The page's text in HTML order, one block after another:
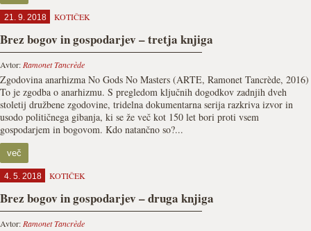
21. 9. 2018 KOTIČEK
Brez bogov in gospodarjev – tretja knjiga
Avtor: Ramonet Tancrède
Zgodovina anarhizma No Gods No Masters (ARTE, Ramonet Tancrède, 2016)
To je zgodba o anarhizmu. S pregledom ključnih dogodkov zadnjih dveh
stoletij družbene zgodovine, tridelna dokumentarna serija razkriva izvor in
usodo političnega gibanja, ki se že več kot 150 let bori proti vsem
gospodarjem in bogovom. Kdo natančno so?...
več
4. 5. 2018 KOTIČEK
Brez bogov in gospodarjev – druga knjiga
Avtor: Ramonet Tancrède